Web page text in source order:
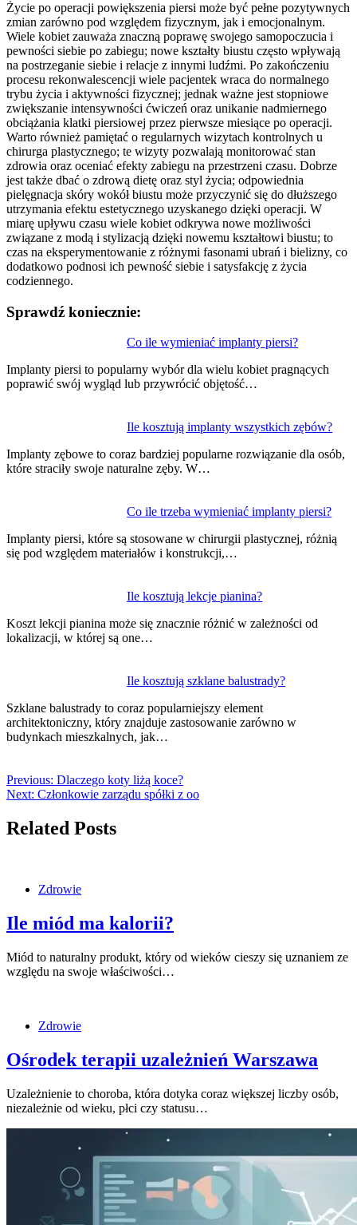
Życie po operacji powiększenia piersi może być pełne pozytywnych
zmian zarówno pod względem fizycznym, jak i emocjonalnym.
Wiele kobiet zauważa znaczną poprawę swojego samopoczucia i
pewności siebie po zabiegu; nowe kształty biustu często wpływają
na postrzeganie siebie i relacje z innymi ludźmi. Po zakończeniu
procesu rekonwalescencji wiele pacjentek wraca do normalnego
trybu życia i aktywności fizycznej; jednak ważne jest stopniowe
zwiększanie intensywności ćwiczeń oraz unikanie nadmiernego
obciążania klatki piersiowej przez pierwsze miesiące po operacji.
Warto również pamiętać o regularnych wizytach kontrolnych u
chirurga plastycznego; te wizyty pozwalają monitorować stan
zdrowia oraz oceniać efekty zabiegu na przestrzeni czasu. Dobrze
jest także dbać o zdrową dietę oraz styl życia; odpowiednia
pielęgnacja skóry wokół biustu może przyczynić się do dłuższego
utrzymania efektu estetycznego uzyskanego dzięki operacji. W
miarę upływu czasu wiele kobiet odkrywa nowe możliwości
związane z modą i stylizacją dzięki nowemu kształtowi biustu; to
czas na eksperymentowanie z różnymi fasonami ubrań i bielizny, co
dodatkowo podnosi ich pewność siebie i satysfakcję z życia
codziennego.
Sprawdź koniecznie:
Co ile wymieniać implanty piersi?
Implanty piersi to popularny wybór dla wielu kobiet pragnących
poprawić swój wygląd lub przywrócić objętość…
Ile kosztują implanty wszystkich zębów?
Implanty zębowe to coraz bardziej popularne rozwiązanie dla osób,
które straciły swoje naturalne zęby. W…
Co ile trzeba wymieniać implanty piersi?
Implanty piersi, które są stosowane w chirurgii plastycznej, różnią
się pod względem materiałów i konstrukcji,…
Ile kosztują lekcje pianina?
Koszt lekcji pianina może się znacznie różnić w zależności od
lokalizacji, w której są one…
Ile kosztują szklane balustrady?
Szklane balustrady to coraz popularniejszy element
architektoniczny, który znajduje zastosowanie zarówno w
budynkach mieszkalnych, jak…
wpisu
Previous: Dlaczego koty liżą koce?
Next: Członkowie zarządu spółki z oo
Related Posts
Zdrowie
Ile miód ma kalorii?
Miód to naturalny produkt, który od wieków cieszy się uznaniem ze
względu na swoje właściwości…
Zdrowie
Ośrodek terapii uzależnień Warszawa
Uzależnienie to choroba, która dotyka coraz większej liczby osób,
niezależnie od wieku, płci czy statusu…